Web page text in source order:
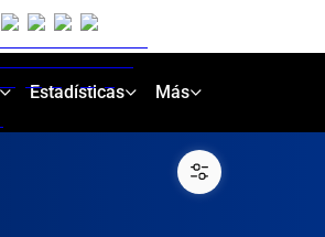
Estadísticas Más